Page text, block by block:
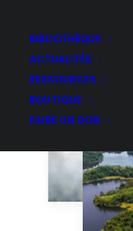
BIBLIOTHÈQUE
ACTUALITÉS
RESSOURCES
BOUTIQUE
FAIRE UN DON